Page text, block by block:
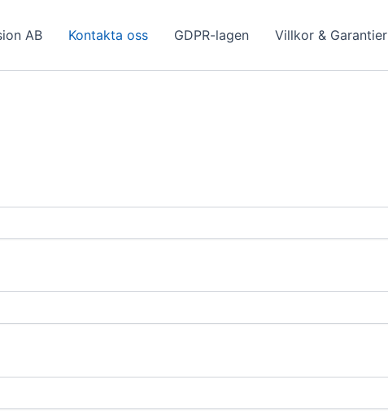
AB Kontakta oss GDPR-lagen Villkor & Garantier